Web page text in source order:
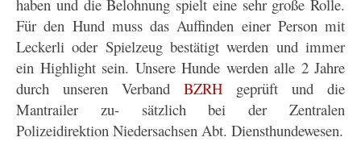
haben und die Belohnung spielt eine sehr große Rolle.
Für den Hund muss das Auffinden einer Person mit
Leckerli oder Spielzeug bestätigt werden und immer
ein Highlight sein. Unsere Hunde werden alle 2 Jahre
durch unseren Verband BZRH geprüft und die
Mantrailer zu- sätzlich bei der Zentralen
Polizeidirektion Niedersachsen Abt. Diensthundewesen.